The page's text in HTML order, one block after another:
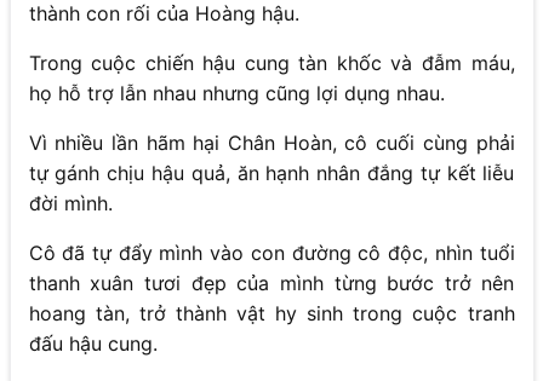
thành con rối của Hoàng hậu.
Trong cuộc chiến hậu cung tàn khốc và đẫm máu,
họ hỗ trợ lẫn nhau nhưng cũng lợi dụng nhau.
Vì nhiều lần hãm hại Chân Hoàn, cô cuối cùng phải
tự gánh chịu hậu quả, ăn hạnh nhân đắng tự kết liễu
đời mình.
Cô đã tự đẩy mình vào con đường cô độc, nhìn tuổi
thanh xuân tươi đẹp của mình từng bước trở nên
hoang tàn, trở thành vật hy sinh trong cuộc tranh
đấu hậu cung.